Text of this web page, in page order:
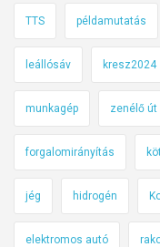
TTS példamutatás
leállósáv kresz2024
munkagép zenélő út
forgalomirányítás
jég hidrogén
elektromos autó